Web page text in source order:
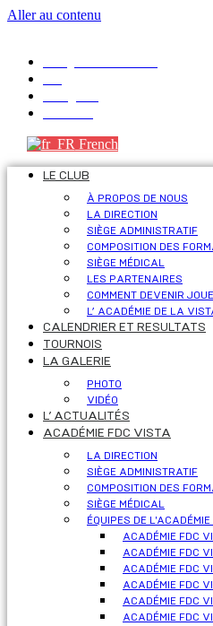
Aller au contenu
French
LE CLUB
À PROPOS DE NOUS
LA DIRECTION
SIÈGE ADMINISTRATIF
COMPOSITION DES
SIÈGE MÉDICAL
LES PARTENAIRES
COMMENT DEVENIR
L’ ACADÉMIE DE LA
CALENDRIER ET RESULTATS
TOURNOIS
LA GALERIE
PHOTO
VIDÉO
L’ ACTUALITÉS
ACADÉMIE FDC VISTA
LA DIRECTION
SIÈGE ADMINISTRATIF
COMPOSITION DES
SIÈGE MÉDICAL
ÉQUIPES DE
ACADÉMIE FDC
ACADÉMIE FDC
ACADÉMIE FDC
ACADÉMIE FDC
ACADÉMIE FDC
ACADÉMIE FDC